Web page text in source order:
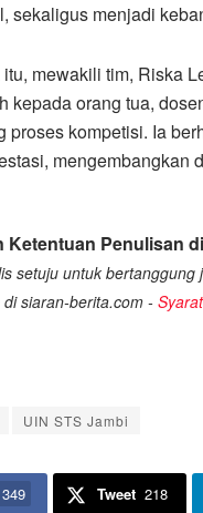
sekaligus menjadi
mewakili tim, Riska
kepada orang tua,
proses kompetisi. Ia
mengembangkan
Ketentuan Penulisan
setuju untuk
siaran-berita.com -
UIN STS Jambi
349 Tweet 218